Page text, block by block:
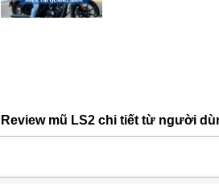
Review mũ LS2 chi tiết từ người